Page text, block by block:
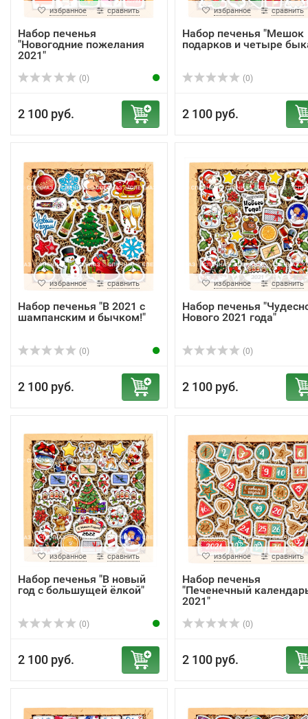
избранное сравнить
Набор печенья
"Новогодние пожелания
2021"
(0)
2 100 руб.
избранное сравнить
Набор печенья "Мешок
подарков и четыре
(0)
2 100 руб.
избранное сравнить
Набор печенья "В 2021 с
шампанским и бычком!"
(0)
2 100 руб.
избранное сравнить
Набор печенья
Нового 2021 года"
(0)
2 100 руб.
избранное сравнить
Набор печенья "В новый
год с большущей ёлкой"
(0)
2 100 руб.
избранное сравнить
Набор печенья
"Печенечный
2021"
(0)
2 100 руб.